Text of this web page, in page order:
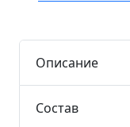
Описание
Состав